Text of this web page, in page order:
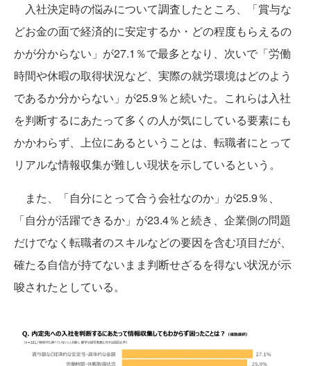
入社決定時の悩みについて調査したところ、「賞与な
どお金の面で経済的に安定するか・どの程度もらえるの
かが分からない」が27.1％で最多となり、次いで「労働
時間や休暇の取得状況など、実際の就労環境はどのよう
であるか分からない」が25.9％と続いた。これらは入社
を判断するにあたって多くの人が気にしている要素にも
かかわらず、上位にあるということは、転職者にとって
リアルな情報収集が難しい現状を示しているという。
また、「自分にとって合う会社なのか」が25.9％、
「自分が活躍できるか」が23.4％と続き、企業側の問題
だけでなく転職者のスキルなどの要因を含む項目だが、
確たる自信が持てないまま判断せざるを得ない状況が示
唆されたとしている。